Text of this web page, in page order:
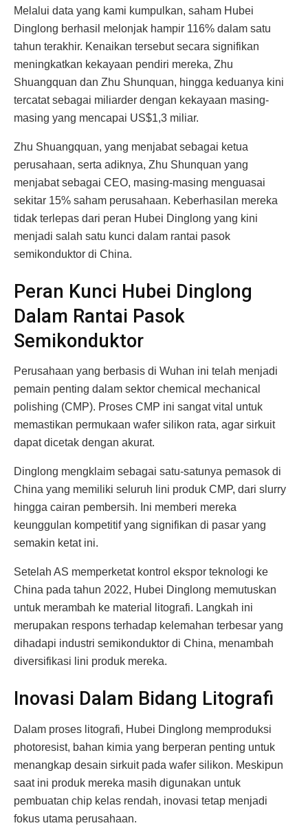
Melalui data yang kami kumpulkan, saham Hubei
Dinglong berhasil melonjak hampir 116% dalam satu
tahun terakhir. Kenaikan tersebut secara signifikan
meningkatkan kekayaan pendiri mereka, Zhu
Shuangquan dan Zhu Shunquan, hingga keduanya kini
tercatat sebagai miliarder dengan kekayaan masing-
masing yang mencapai US$1,3 miliar.
Zhu Shuangquan, yang menjabat sebagai ketua
perusahaan, serta adiknya, Zhu Shunquan yang
menjabat sebagai CEO, masing-masing menguasai
sekitar 15% saham perusahaan. Keberhasilan mereka
tidak terlepas dari peran Hubei Dinglong yang kini
menjadi salah satu kunci dalam rantai pasok
semikonduktor di China.
Peran Kunci Hubei Dinglong
Dalam Rantai Pasok
Semikonduktor
Perusahaan yang berbasis di Wuhan ini telah menjadi
pemain penting dalam sektor chemical mechanical
polishing (CMP). Proses CMP ini sangat vital untuk
memastikan permukaan wafer silikon rata, agar sirkuit
dapat dicetak dengan akurat.
Dinglong mengklaim sebagai satu-satunya pemasok di
China yang memiliki seluruh lini produk CMP, dari slurry
hingga cairan pembersih. Ini memberi mereka
keunggulan kompetitif yang signifikan di pasar yang
semakin ketat ini.
Setelah AS memperketat kontrol ekspor teknologi ke
China pada tahun 2022, Hubei Dinglong memutuskan
untuk merambah ke material litografi. Langkah ini
merupakan respons terhadap kelemahan terbesar yang
dihadapi industri semikonduktor di China, menambah
diversifikasi lini produk mereka.
Inovasi Dalam Bidang Litografi
Dalam proses litografi, Hubei Dinglong memproduksi
photoresist, bahan kimia yang berperan penting untuk
menangkap desain sirkuit pada wafer silikon. Meskipun
saat ini produk mereka masih digunakan untuk
pembuatan chip kelas rendah, inovasi tetap menjadi
fokus utama perusahaan.